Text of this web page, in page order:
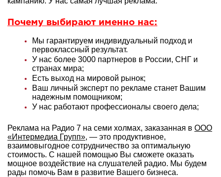
Почему выбирают именно нас:
Мы гарантируем индивидуальный подход и
первоклассный результат.
У нас более 3000 партнеров в России, СНГ и
странах мира;
Есть выход на мировой рынок;
Ваш личный эксперт по рекламе станет Вашим
надежным помощником;
У нас работают профессионалы своего дела;
Реклама на Радио 7 на семи холмах, заказанная в ООО
«Интермедиа Групп», — это продуктивное,
взаимовыгодное сотрудничество за оптимальную
стоимость. С нашей помощью Вы сможете оказать
мощное воздействие на слушателей радио. Мы будем
рады помочь Вам в развитие Вашего бизнеса.